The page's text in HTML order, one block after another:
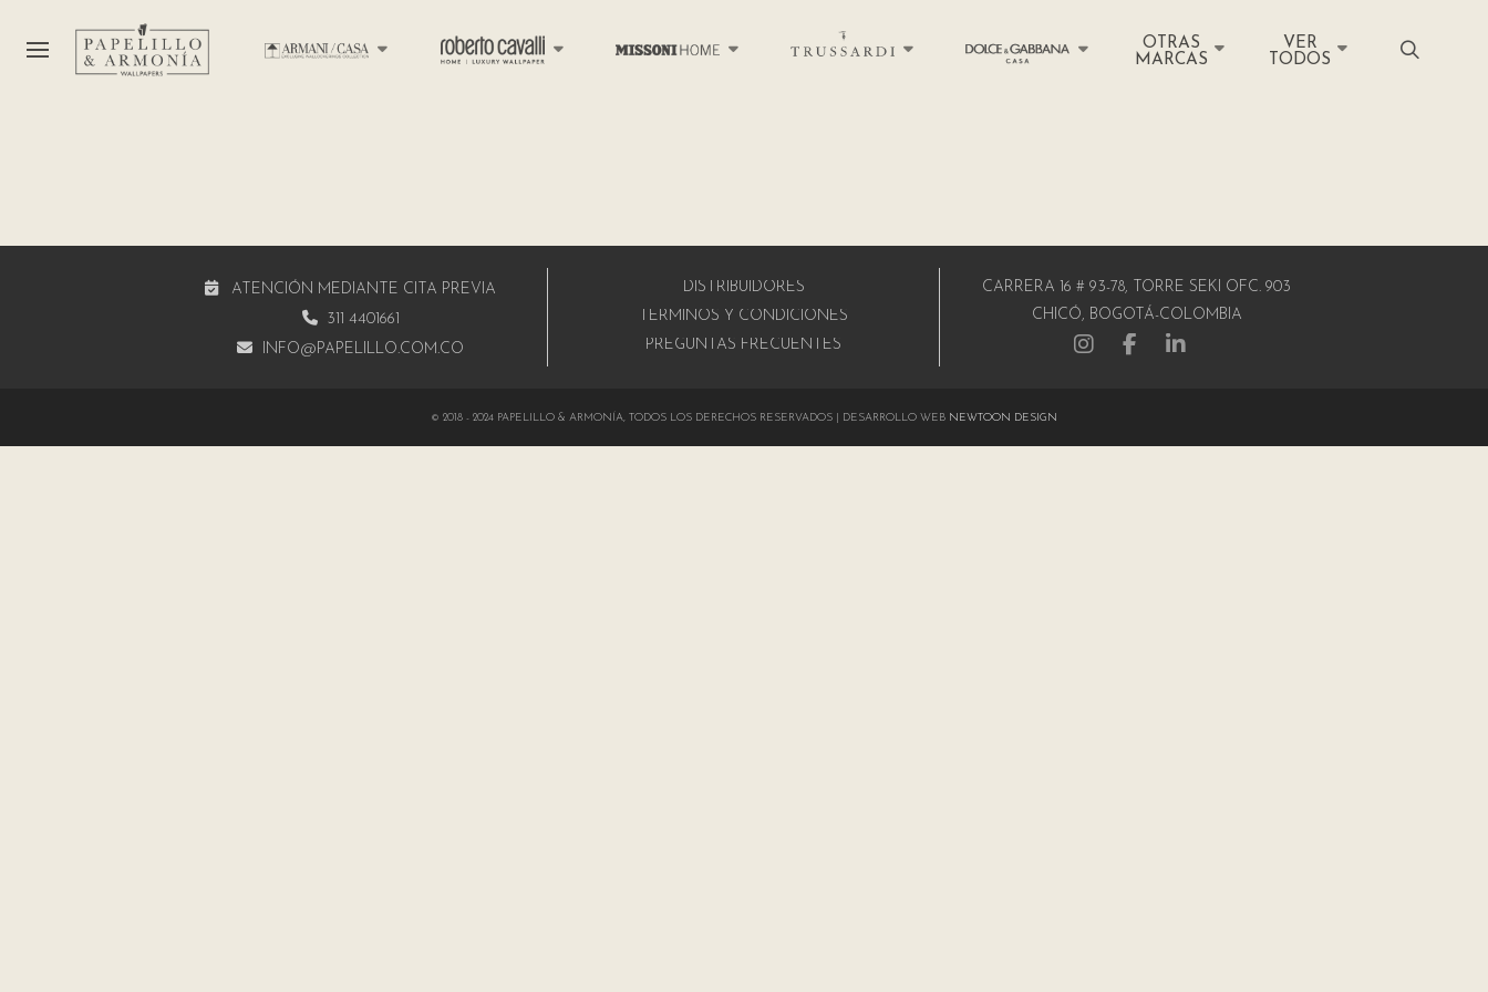
OTRAS
MARCAS
VER
TODOS
ATENCIÓN MEDIANTE CITA PREVIA
311 4401661
INFO@PAPELILLO.COM.CO
DISTRIBUIDORES
TÉRMINOS Y CONDICIONES
PREGUNTAS FRECUENTES
CARRERA 16 # 93-78, TORRE SEKI OFC. 903
CHICÓ, BOGOTÁ-COLOMBIA
© 2018 - 2024 PAPELILLO & ARMONÍA, TODOS LOS DERECHOS RESERVADOS | DESARROLLO WEB NEWTOON DESIGN